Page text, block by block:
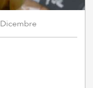
Dicembre